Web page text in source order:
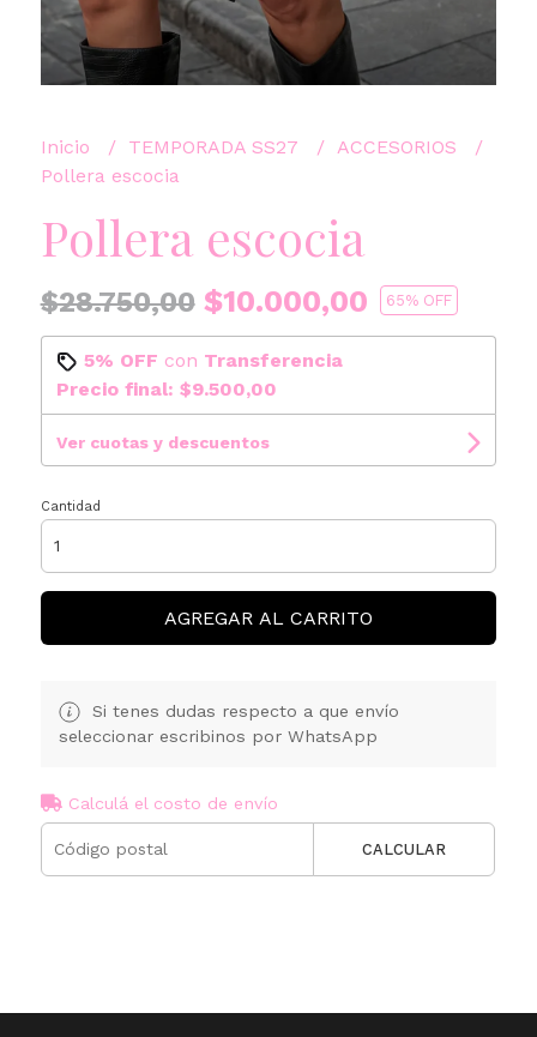
Inicio TEMPORADA SS27
ACCESORIOS
Pollera escocia
Pollera escocia
$28.750,00$10.000,00 65% OFF
5% OFF con Transferencia
Precio final: $9.500,00
Ver cuotas y descuentos
Cantidad
AGREGAR AL CARRITO
Si tenes dudas respecto a que envío
seleccionar escribinos por WhatsApp
Calculá el costo de envío
CALCULAR